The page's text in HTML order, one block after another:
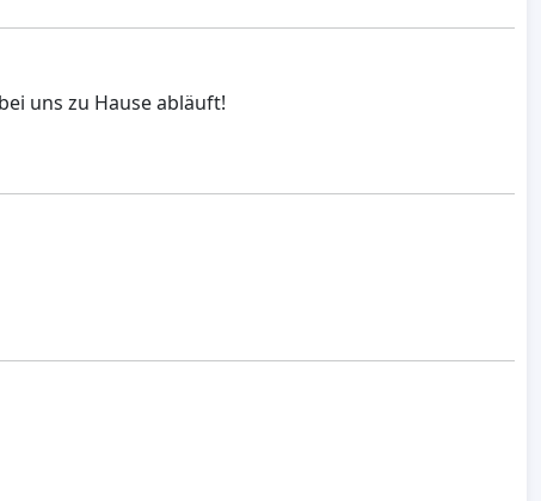
uns zu Hause abläuft!